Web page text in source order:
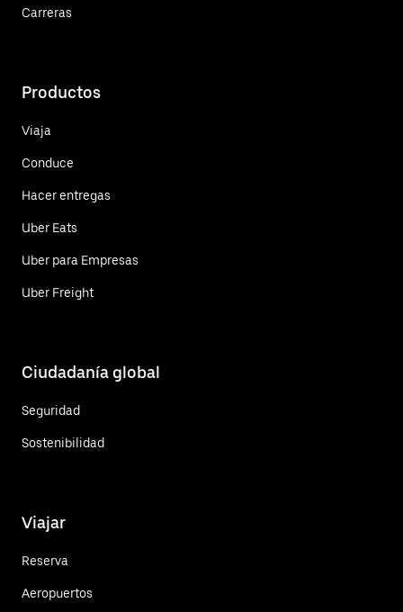
Carreras
Productos
Viaja
Conduce
Hacer entregas
Uber Eats
Uber para Empresas
Uber Freight
Ciudadanía global
Seguridad
Sostenibilidad
Viajar
Reserva
Aeropuertos